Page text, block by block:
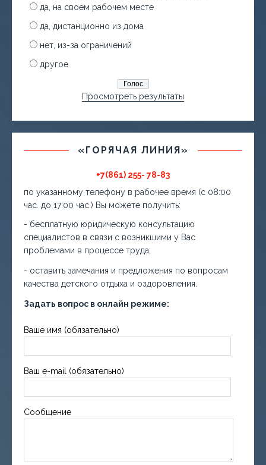
да, на своем рабочем месте
да, дистанционно из дома
нет, из-за ограничений
другое
Просмотреть результаты
«ГОРЯЧАЯ ЛИНИЯ»
+7(861) 255- 78-83
по указанному телефону в рабочее время (с 08:00
час. до 17:00 час.) Вы можете получить:
- бесплатную юридическую консультацию
специалистов в связи с возникшими у Вас
проблемами в процессе труда;
- оставить замечания и предложения по вопросам
качества детского отдыха и оздоровления.
Задать вопрос в онлайн режиме:
Ваше имя (обязательно)
Ваш e-mail (обязательно)
Сообщение